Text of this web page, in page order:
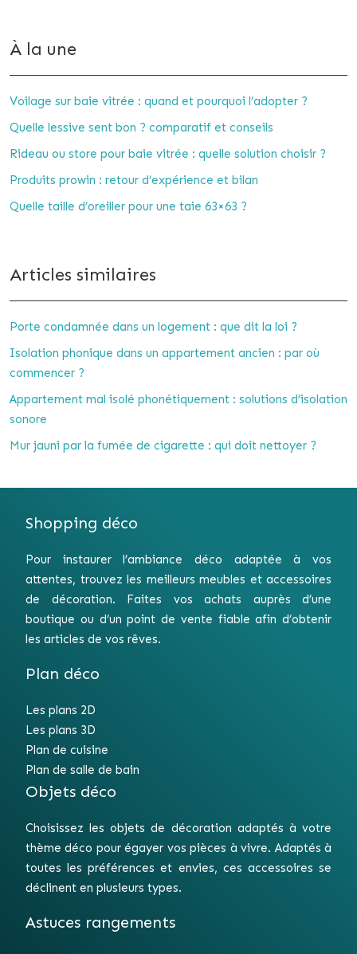
À la une
Voilage sur baie vitrée : quand et pourquoi l’adopter ?
Quelle lessive sent bon ? comparatif et conseils
Rideau ou store pour baie vitrée : quelle solution choisir ?
Produits prowin : retour d’expérience et bilan
Quelle taille d’oreiller pour une taie 63×63 ?
Articles similaires
Porte condamnée dans un logement : que dit la loi ?
Isolation phonique dans un appartement ancien : par où
commencer ?
Appartement mal isolé phonétiquement : solutions d’isolation
sonore
Mur jauni par la fumée de cigarette : qui doit nettoyer ?
Shopping déco
Pour instaurer l’ambiance déco adaptée à vos
attentes, trouvez les meilleurs meubles et accessoires
de décoration. Faites vos achats auprès d’une
boutique ou d’un point de vente fiable afin d’obtenir
les articles de vos rêves.
Plan déco
Les plans 2D
Les plans 3D
Plan de cuisine
Plan de salle de bain
Objets déco
Choisissez les objets de décoration adaptés à votre
thème déco pour égayer vos pièces à vivre. Adaptés à
toutes les préférences et envies, ces accessoires se
déclinent en plusieurs types.
Astuces rangements